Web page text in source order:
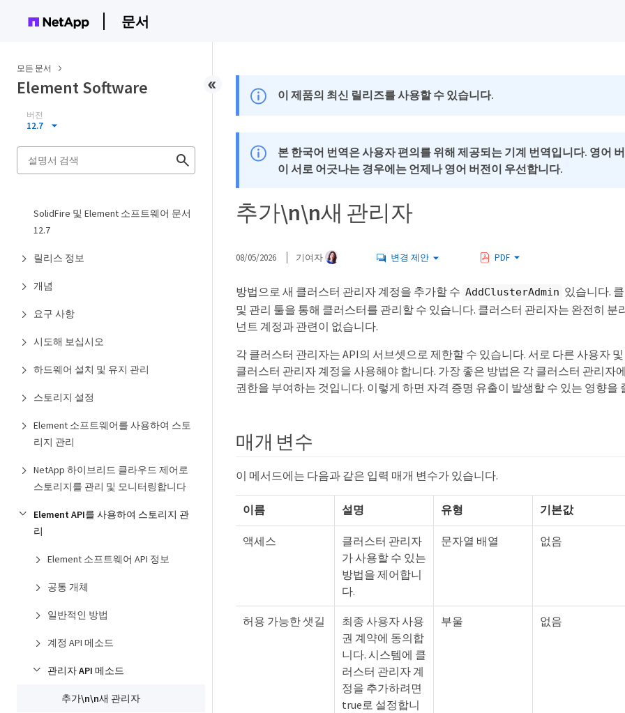
문서
모든 문서
Element Software
버전
12.7
SolidFire 및 Element 소프트웨어 문서
12.7
릴리스 정보
개념
요구 사항
시도해 보십시오
하드웨어 설치 및 유지 관리
스토리지 설정
Element 소프트웨어를 사용하여 스토
리지 관리
NetApp 하이브리드 클라우드 제어로
스토리지를 관리 및 모니터링합니다
Element API를 사용하여 스토리지 관
리
Element 소프트웨어 API 정보
공통 개체
일반적인 방법
계정 API 메소드
관리자 API 메소드
추가\n\n새 관리자
이 제품의 최신 릴리즈를 사용할 수 있습니다.
본 한국어 번역은 사용자 편의를 위해 제공되는 기계 번역입니다. 영어
이 서로 어긋나는 경우에는 언제나 영어 버전이 우선합니다.
추가\n\n새 관리자
08/05/2026 기여자 변경 제안 PDF
방법으로 새 클러스터 관리자 계정을 추가할 수 AddClusterAdmin 있습니다.
및 관리 툴을 통해 클러스터를 관리할 수 있습니다. 클러스터 관리자는 완전히 분
넌트 계정과 관련이 없습니다.
각 클러스터 관리자는 API의 서브셋으로 제한할 수 있습니다. 서로 다른 사용자
클러스터 관리자 계정을 사용해야 합니다. 가장 좋은 방법은 각 클러스터 관리자
권한을 부여하는 것입니다. 이렇게 하면 자격 증명 유출이 발생할 수 있는 영향을
매개 변수
이 메서드에는 다음과 같은 입력 매개 변수가 있습니다.
이름 설명 유형 기본값
액세스
클러스터 관리자
가 사용할 수 있는
방법을 제어합니
다.
문자열 배열 없음
허용 가능한 샛길
최종 사용자 사용
권 계약에 동의합
니다. 시스템에 클
러스터 관리자 계
정을 추가하려면
true로 설정합니
부울 없음